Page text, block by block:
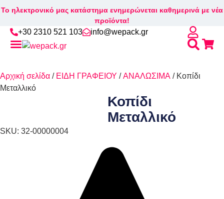
content
Το ηλεκτρονικό μας κατάστημα ενημερώνεται καθημερινά με νέα
προϊόντα!
+30 2310 521 103 info@wepack.gr
Αρχική σελίδα / ΕΙΔΗ ΓΡΑΦΕΙΟΥ /ΑΝΑΛΩΣΙΜΑ / Κοπίδι
Μεταλλικό
Κοπίδι
Μεταλλικό
SKU: 32-00000004